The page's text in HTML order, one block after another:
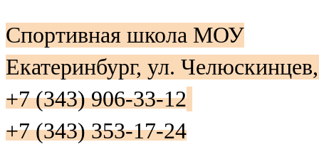
Спортивная школа МОУ
Екатеринбург, ул.
+7 (343) 906-33-12
+7 (343) 353-17-24